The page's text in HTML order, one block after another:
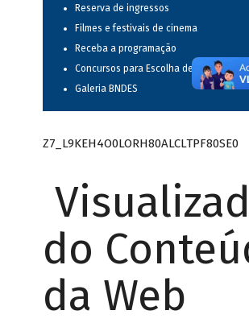
Reserva de ingressos
Filmes e festivais de cinema
Receba a programação
Concursos para Escolha de
Galeria BNDES
Z7_L9KEH4O0LORH80ALCLTPF80SE0
do
da Web